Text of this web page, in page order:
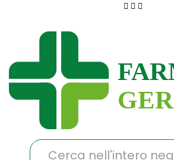
principale
Germanà
Cerca
Prodotto